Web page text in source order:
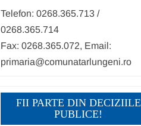
Telefon: 0268.365.713 /
0268.365.714
Fax: 0268.365.072, Email:
primaria@comunatarlungeni.ro
FII PARTE DIN DECIZIILE
PUBLICE!